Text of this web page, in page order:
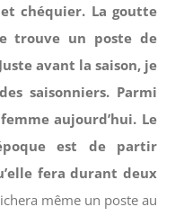
chéquier. La goutte
trouve un poste de
avant la saison, je
saisonniers. Parmi
aujourd’hui. Le
est de partir
fera durant deux
même un poste au